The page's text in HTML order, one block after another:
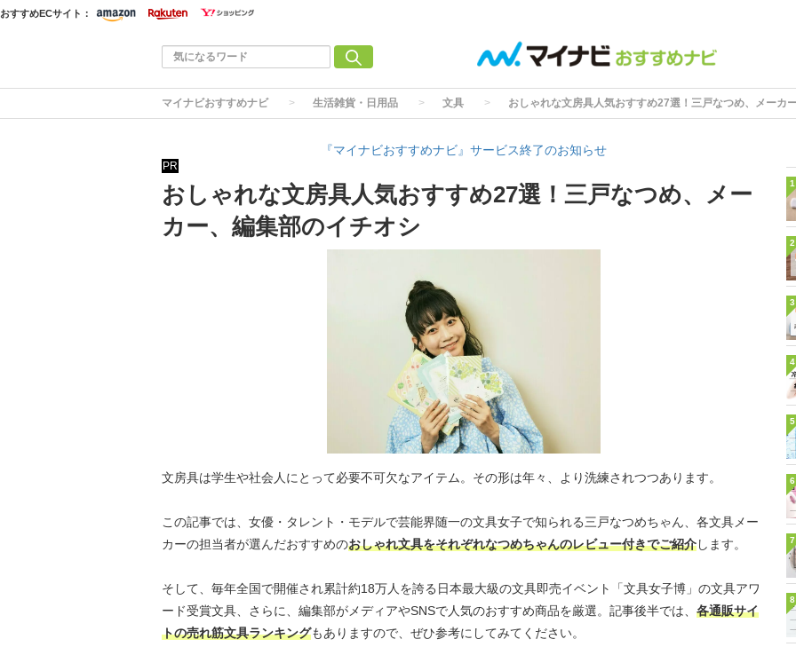
おすすめECサイト：
マイナビおすすめナビ 生活雑貨・日用品 文具 おしゃれな文房具人気おすすめ27選！三戸なつめ、メーカ
『マイナビおすすめナビ』サービス終了のお知らせ
PR
おしゃれな文房具人気おすすめ27選！三戸なつめ、メー
カー、編集部のイチオシ
文房具は学生や社会人にとって必要不可欠なアイテム。その形は年々、より洗練されつつあります。
この記事では、女優・タレント・モデルで芸能界随一の文具女子で知られる三戸なつめちゃん、各文具メー
カーの担当者が選んだおすすめのおしゃれ文具をそれぞれなつめちゃんのレビュー付きでご紹介します。
そして、毎年全国で開催され累計約18万人を誇る日本最大級の文具即売イベント「文具女子博」の文具アワ
ード受賞文具、さらに、編集部がメディアやSNSで人気のおすすめ商品を厳選。記事後半では、 各通販サイ
トの売れ筋文具ランキングもありますので、ぜひ参考にしてみてください。
1
2
3
4
5
6
7
8